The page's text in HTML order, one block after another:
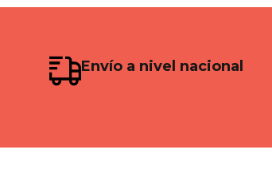
Envío a nivel nacional